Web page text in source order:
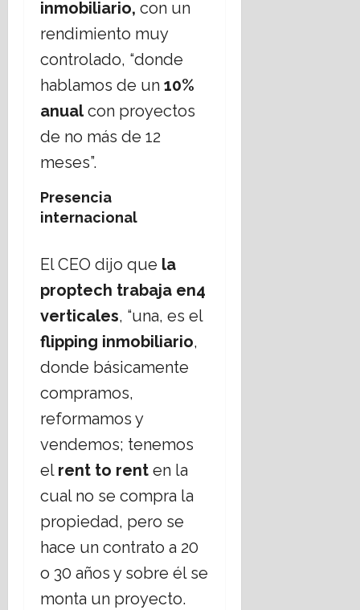
inmobiliario, con un
rendimiento muy
controlado, “donde
hablamos de un 10%
anualcon proyectos
de no más de 12
meses”.
Presencia
internacional
El CEO dijo que la
proptech trabaja en4
verticales, “una, es el
flipping inmobiliario,
donde básicamente
compramos,
reformamos y
vendemos; tenemos
el rent to rent en la
cual no se compra la
propiedad, pero se
hace un contrato a 20
o 30 años y sobre él se
monta un proyecto.